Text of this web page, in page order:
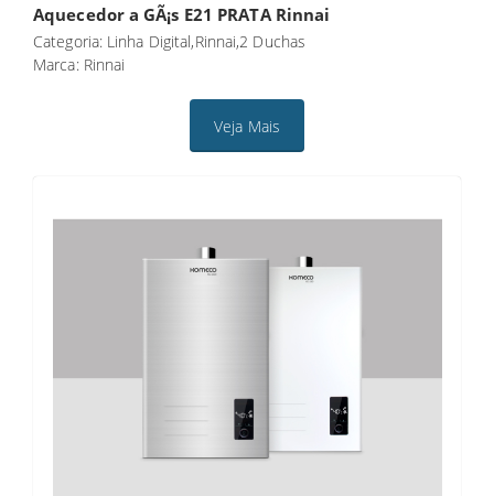
Aquecedor a GÃ¡s E21 PRATA Rinnai
Categoria: Linha Digital,Rinnai,2 Duchas
Marca: Rinnai
Veja Mais